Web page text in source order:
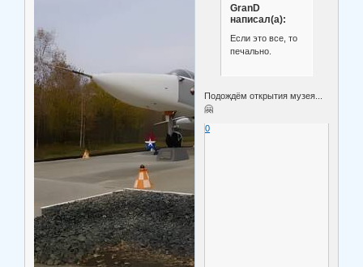
GranD
написал(а):
Если это все, то
печально.
Подождём открытия музея...
🤗
0